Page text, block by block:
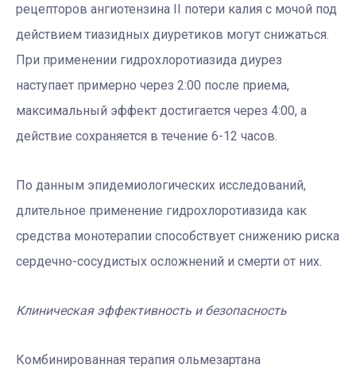
рецепторов ангиотензина II потери калия с мочой под
действием тиазидных диуретиков могут снижаться.
При применении гидрохлоротиазида диурез
наступает примерно через 2:00 после приема,
максимальный эффект достигается через 4:00, а
действие сохраняется в течение 6-12 часов.
По данным эпидемиологических исследований,
длительное применение гидрохлоротиазида как
средства монотерапии способствует снижению риска
сердечно-сосудистых осложнений и смерти от них.
Клиническая эффективность и безопасность
Комбинированная терапия ольмезартана